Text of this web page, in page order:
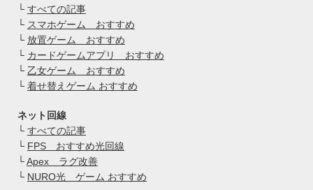
└ すべての記事
└ スマホゲーム おすすめ
└ 放置ゲーム おすすめ
└ カードゲームアプリ おすすめ
└ 乙女ゲーム おすすめ
└ 着せ替えゲーム おすすめ
ネット回線
└ すべての記事
└ FPS おすすめ光回線
└Apex ラグ改善
└ NURO光 ゲーム おすすめ